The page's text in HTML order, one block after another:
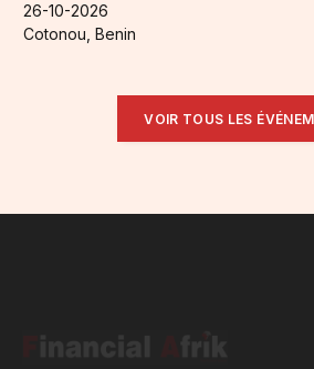
26-10-2026
Cotonou, Benin
VOIR TOUS LES